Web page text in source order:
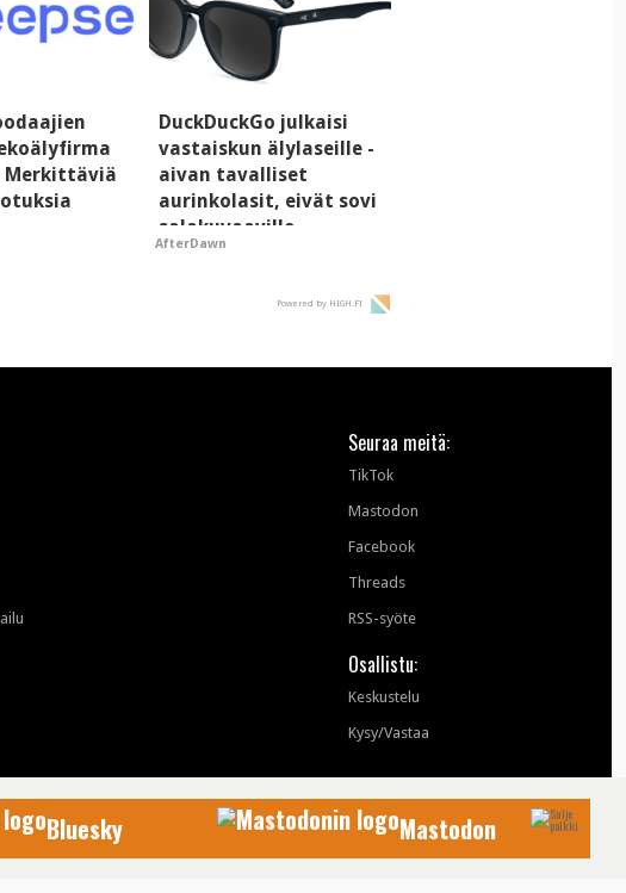
DuckDuckGo julkaisi
vastaiskun älylaseille -
aivan tavalliset
aurinkolasit, eivät sovi
salakuvaaville
hyypiöille
AfterDawn
Powered by HIGH.FI
Seuraa meitä:
TikTok
Mastodon
Facebook
Threads
RSS-syöte
Osallistu:
Keskustelu
Kysy/Vastaa
Bluesky Mastodon